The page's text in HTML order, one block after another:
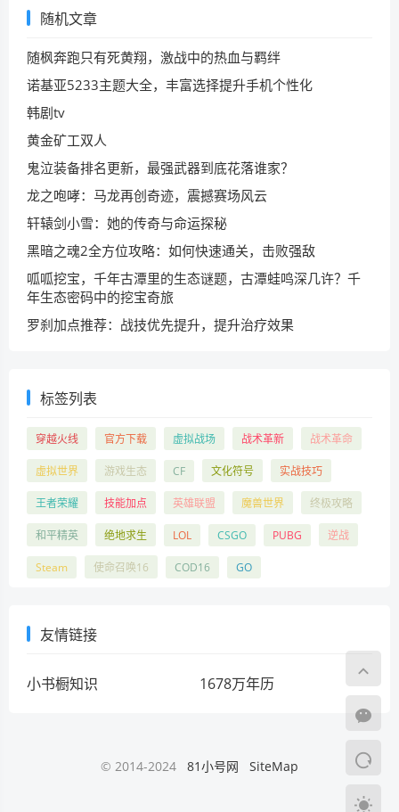
随机文章
随枫奔跑只有死黄翔，激战中的热血与羁绊
诺基亚5233主题大全，丰富选择提升手机个性化
韩剧tv
黄金矿工双人
鬼泣装备排名更新，最强武器到底花落谁家？
龙之咆哮：马龙再创奇迹，震撼赛场风云
轩辕剑小雪：她的传奇与命运探秘
黑暗之魂2全方位攻略：如何快速通关，击败强敌
呱呱挖宝，千年古潭里的生态谜题，古潭蛙鸣深几许？千
年生态密码中的挖宝奇旅
罗刹加点推荐：战技优先提升，提升治疗效果
标签列表
穿越火线 官方下载 虚拟战场 战术革新 战术革命
虚拟世界 游戏生态 CF 文化符号 实战技巧
王者荣耀 技能加点 英雄联盟 魔兽世界 终极攻略
和平精英 绝地求生 LOL CSGO PUBG 逆战
Steam 使命召唤16 COD16 GO
友情链接
小书橱知识 1678万年历
© 2014-2024 81小号网 SiteMap